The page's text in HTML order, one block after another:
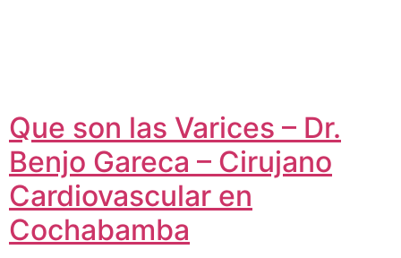
Que son las Varices – Dr.
Benjo Gareca – Cirujano
Cardiovascular en
Cochabamba